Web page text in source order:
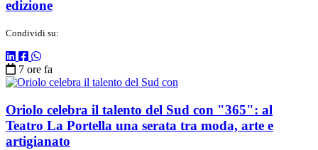
edizione
Condividi su:
7 ore fa
Oriolo celebra il talento del Sud con "365": al
Teatro La Portella una serata tra moda, arte e
artigianato